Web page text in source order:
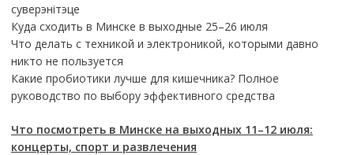
суверэнітэце
Куда сходить в Минске в выходные 25–26 июля
Что делать с техникой и электроникой, которыми давно
никто не пользуется
Какие пробиотики лучше для кишечника? Полное
руководство по выбору эффективного средства
Что посмотреть в Минске на выходных 11–12 июля:
концерты, спорт и развлечения